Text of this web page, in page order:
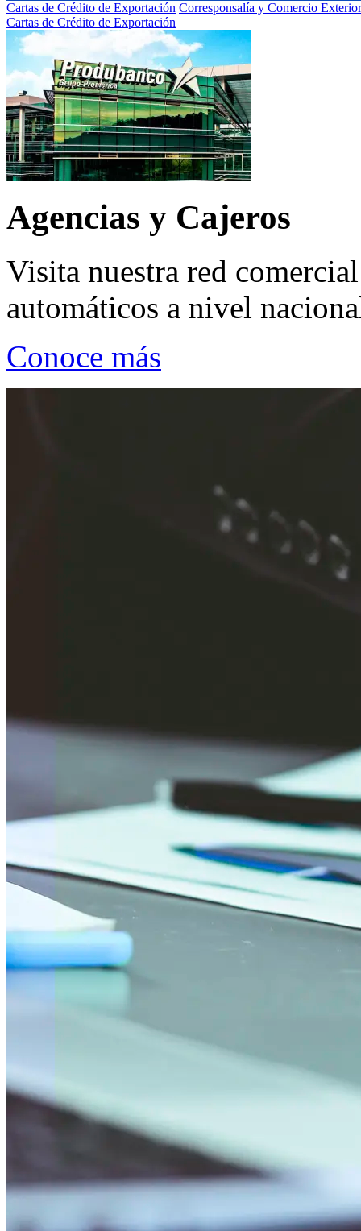
Cartas de Crédito de Exportación Corresponsalía y Comercio Exterior
Cartas de Crédito de Exportación
Agencias y Cajeros
Visita nuestra red
automáticos a nivel
Conoce más